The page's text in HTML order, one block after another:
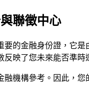
聯徵中心
要的金融身份證，它
映了您未來能否準
機構參考。因此，